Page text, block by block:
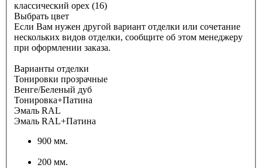
классический орех (16)
Выбрать цвет
Если Вам нужен другой вариант отделки или сочетание
нескольких видов отделки, сообщите об этом менеджеру
при оформлении заказа.
Варианты отделки
Тонировки прозрачные
Венге/Беленый дуб
Тонировка+Патина
Эмаль RAL
Эмаль RAL+Патина
900 мм.
200 мм.